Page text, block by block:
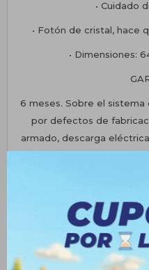
• Cuidado
• Fotón de cristal, hace
• Dimensiones:
6 meses. Sobre el
por defectos de
armado, descarga
de lubricación (si aplica al
Planes